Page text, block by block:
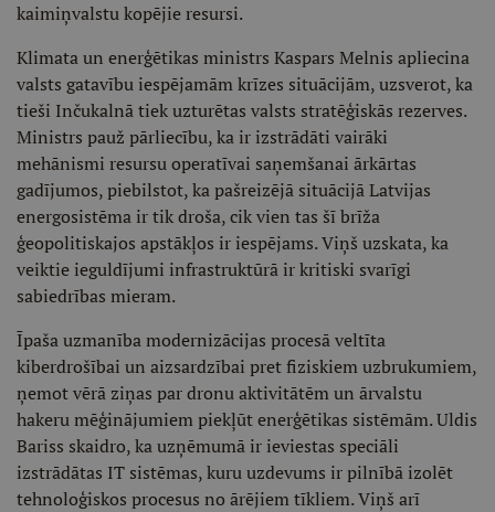
kaimiņvalstu kopējie resursi.
Klimata un enerģētikas ministrs Kaspars Melnis apliecina
valsts gatavību iespējamām krīzes situācijām, uzsverot, ka
tieši Inčukalnā tiek uzturētas valsts stratēģiskās rezerves.
Ministrs pauž pārliecību, ka ir izstrādāti vairāki
mehānismi resursu operatīvai saņemšanai ārkārtas
gadījumos, piebilstot, ka pašreizējā situācijā Latvijas
energosistēma ir tik droša, cik vien tas šī brīža
ģeopolitiskajos apstākļos ir iespējams. Viņš uzskata, ka
veiktie ieguldījumi infrastruktūrā ir kritiski svarīgi
sabiedrības mieram.
Īpaša uzmanība modernizācijas procesā veltīta
kiberdrošībai un aizsardzībai pret fiziskiem uzbrukumiem,
ņemot vērā ziņas par dronu aktivitātēm un ārvalstu
hakeru mēģinājumiem piekļūt enerģētikas sistēmām. Uldis
Bariss skaidro, ka uzņēmumā ir ieviestas speciāli
izstrādātas IT sistēmas, kuru uzdevums ir pilnībā izolēt
tehnoloģiskos procesus no ārējiem tīkliem. Viņš arī